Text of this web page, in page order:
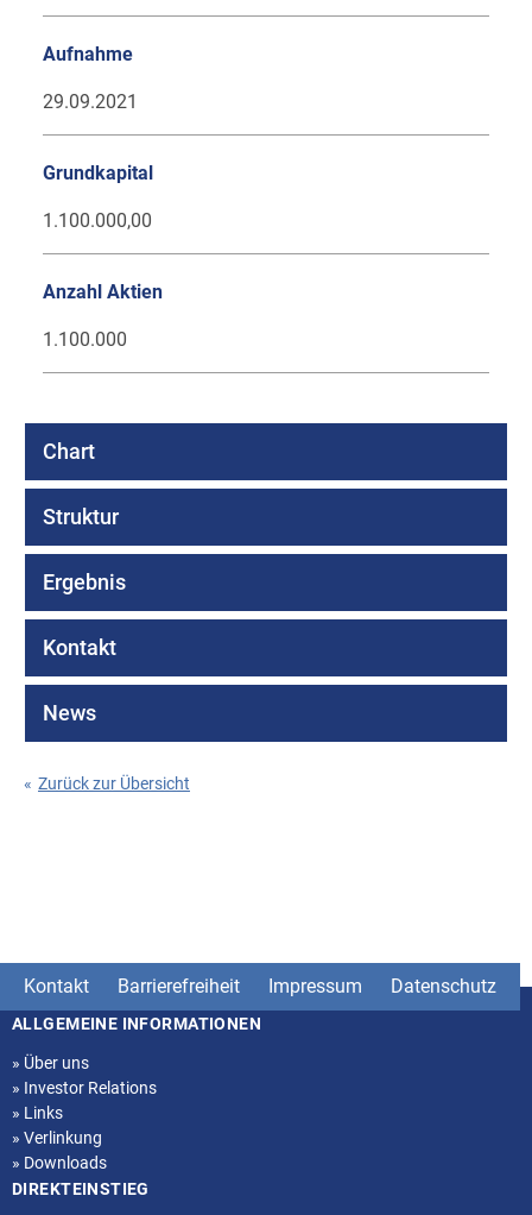
Aufnahme
29.09.2021
Grundkapital
1.100.000,00
Anzahl Aktien
1.100.000
Chart
Struktur
Ergebnis
Kontakt
News
« Zurück zur Übersicht
Kontakt Barrierefreiheit Impressum Datenschutz
Seitenstruktur
ALLGEMEINE INFORMATIONEN
» Über uns
» Investor Relations
» Links
» Verlinkung
» Downloads
DIREKTEINSTIEG